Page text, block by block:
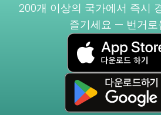
200개 이상의 국가에서 즉시
즐기세요 — 번거로